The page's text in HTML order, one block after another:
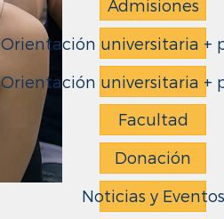
Admisiones
Orientación universitaria +
Orientación universitaria +
Facultad
Donación
Noticias y Eventos